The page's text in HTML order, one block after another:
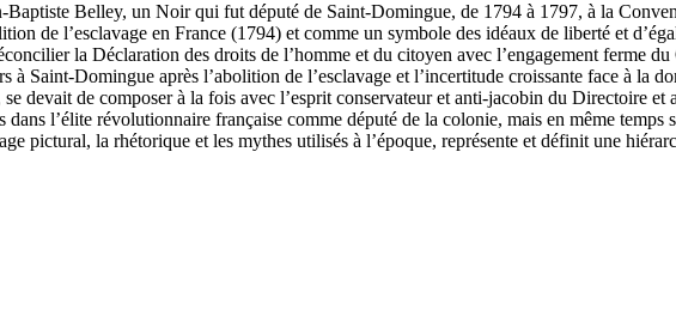
Belley, un Noir qui fut député de Saint-Domingue, de 1794 à 1797, à la
de l’esclavage en France (1794) et comme un symbole des idéaux de liberté et
la Déclaration des droits de l’homme et du citoyen avec l’engagement ferme
à Saint-Domingue après l’abolition de l’esclavage et l’incertitude croissante face à la
devait de composer à la fois avec l’esprit conservateur et anti-jacobin du Directoire et
l’élite révolutionnaire française comme député de la colonie, mais en même temps
pictural, la rhétorique et les mythes utilisés à l’époque, représente et définit une